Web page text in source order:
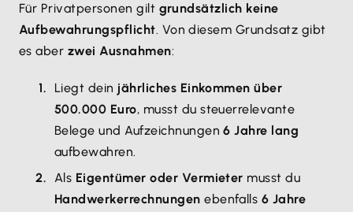
Für Privatpersonen gilt grundsätzlich keine
Aufbewahrungspflicht. Von diesem Grundsatz gibt
es aber zwei Ausnahmen:
Liegt dein jährliches Einkommen über
500.000 Euro, musst du steuerrelevante
Belege und Aufzeichnungen6 Jahre lang
aufbewahren.
Als Eigentümer oder Vermieter musst du
Handwerkerrechnungen ebenfalls 6 Jahre